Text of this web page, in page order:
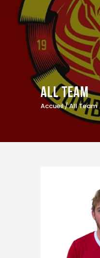
All Team
Accueil All Team
Actualités
Contacts